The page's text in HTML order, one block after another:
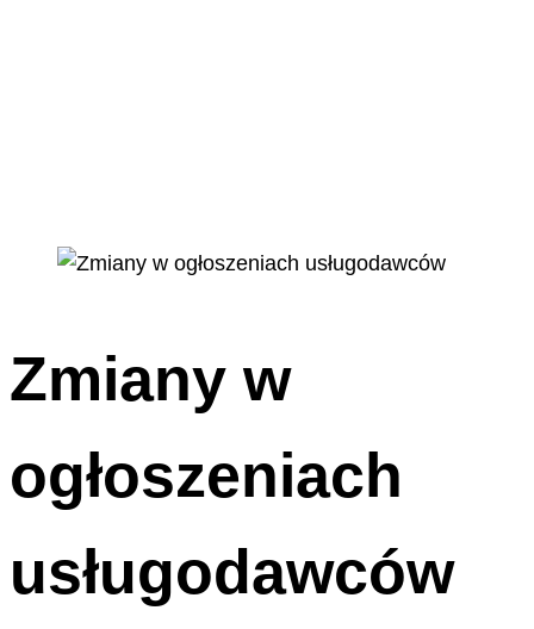
Zmiany w
ogłoszeniach
usługodawców